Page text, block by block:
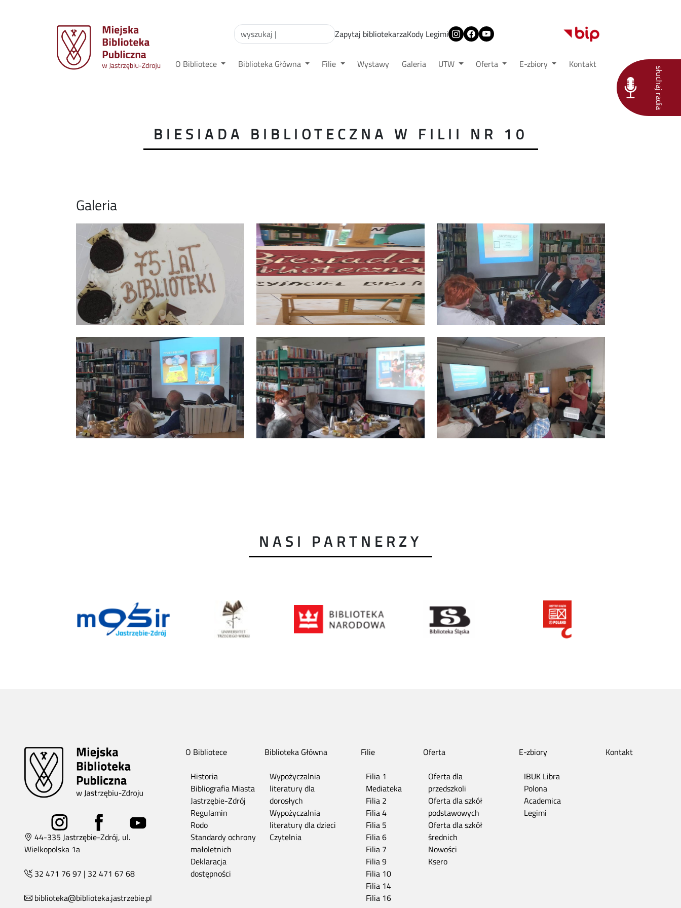
Zapytaj bibliotekarzaKody Legimi
O Bibliotece Biblioteka Główna Filie Wystawy Galeria UTW Oferta E-zbiory Kontakt
słuchaj radia
BIESIADA BIBLIOTECZNA W FILII NR 10
Galeria
NASI PARTNERZY
44-335 Jastrzębie-Zdrój, ul.
Wielkopolska 1a
32 471 76 97 | 32 471 67 68
biblioteka@biblioteka.jastrzebie.pl
O Bibliotece
Historia
Bibliografia Miasta
Jastrzębie-Zdrój
Regulamin
Rodo
Standardy ochrony
małoletnich
Deklaracja
dostępności
Biblioteka Główna
Wypożyczalnia
literatury dla
dorosłych
Wypożyczalnia
literatury dla dzieci
Czytelnia
Filie
Filia 1
Mediateka
Filia 2
Filia 4
Filia 5
Filia 6
Filia 7
Filia 9
Filia 10
Filia 14
Filia 16
Oferta
Oferta dla
przedszkoli
Oferta dla szkół
podstawowych
Oferta dla szkół
średnich
Nowości
Ksero
E-zbiory
IBUK Libra
Polona
Academica
Legimi
Kontakt